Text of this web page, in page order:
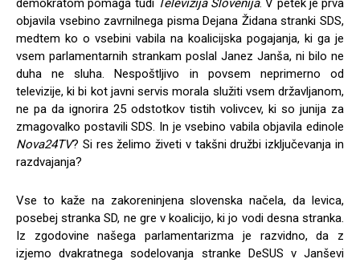
demokratom pomaga tudi Televizija Slovenija. V petek je prva
objavila vsebino zavrnilnega pisma Dejana Židana stranki SDS,
medtem ko o vsebini vabila na koalicijska pogajanja, ki ga je
vsem parlamentarnih strankam poslal Janez Janša, ni bilo ne
duha ne sluha. Nespoštljivo in povsem neprimerno od
televizije, ki bi kot javni servis morala služiti vsem državljanom,
ne pa da ignorira 25 odstotkov tistih volivcev, ki so junija za
zmagovalko postavili SDS. In je vsebino vabila objavila edinole
Nova24TV? Si res želimo živeti v takšni družbi izključevanja in
razdvajanja?
Vse to kaže na zakoreninjena slovenska načela, da levica,
posebej stranka SD, ne gre v koalicijo, ki jo vodi desna stranka.
Iz zgodovine našega parlamentarizma je razvidno, da z
izjemo dvakratnega sodelovanja stranke DeSUS v Janševi